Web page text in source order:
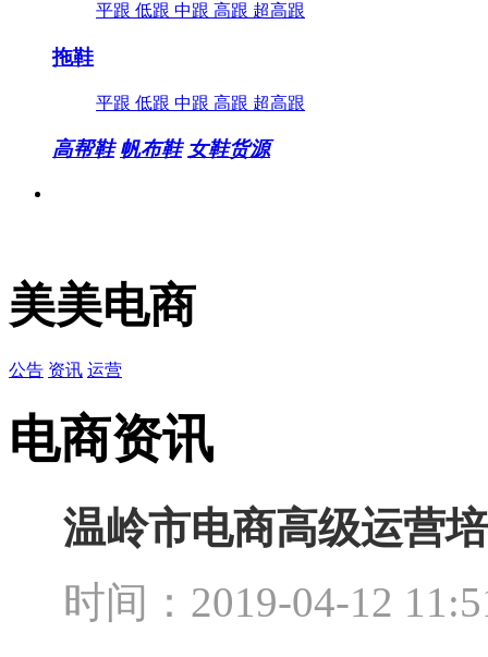
平跟 低跟 中跟 高跟 超高跟
拖鞋
平跟 低跟 中跟 高跟 超高跟
高帮鞋 帆布鞋 女鞋货源
美美电商
公告 资讯 运营
电商资讯
温岭市电商高级运营
时间：2019-04-12